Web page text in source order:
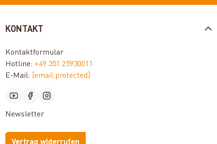
KONTAKT
Kontaktformular
Hotline: +49 351 25930011
E-Mail:
[email protected]
Newsletter